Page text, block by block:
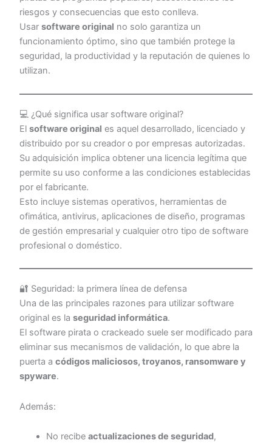
riesgos y consecuencias que esto conlleva.
Usar software original no solo garantiza un
funcionamiento óptimo, sino que también protege la
seguridad, la productividad y la reputación de quienes lo
utilizan.
💻 ¿Qué significa usar software original?
El software original es aquel desarrollado, licenciado y
distribuido por su creador o por empresas autorizadas.
Su adquisición implica obtener una licencia legítima que
permite su uso conforme a las condiciones establecidas
por el fabricante.
Esto incluye sistemas operativos, herramientas de
ofimática, antivirus, aplicaciones de diseño, programas
de gestión empresarial y cualquier otro tipo de software
profesional o doméstico.
🔐 Seguridad: la primera línea de defensa
Una de las principales razones para utilizar software
original es la seguridad informática.
El software pirata o crackeado suele ser modificado para
eliminar sus mecanismos de validación, lo que abre la
puerta a códigos maliciosos, troyanos, ransomware y
spyware.
Además:
No recibe actualizaciones de seguridad,